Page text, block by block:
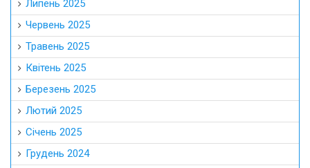
Липень 2025
Червень 2025
Травень 2025
Квітень 2025
Березень 2025
Лютий 2025
Січень 2025
Грудень 2024